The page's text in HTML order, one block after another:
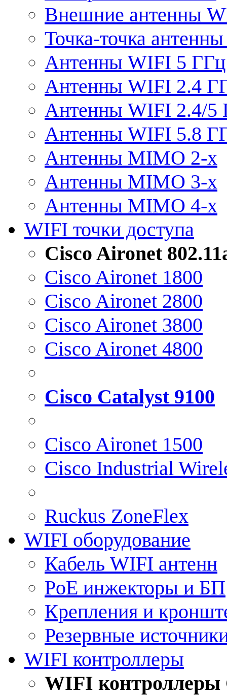
Внешние антенны
Точка-точка
Антенны WIFI 5 ГГц
Антенны WIFI 2.4
Антенны WIFI 2.4/5
Антенны WIFI 5.8
Антенны MIMO 2-x
Антенны MIMO 3-x
Антенны MIMO 4-x
WIFI точки доступа
Cisco Aironet
Cisco Aironet 1800
Cisco Aironet 2800
Cisco Aironet 3800
Cisco Aironet 4800
Cisco Catalyst 9100
Cisco Aironet 1500
Cisco Industrial
Ruckus ZoneFlex
WIFI оборудование
Кабель WIFI антенн
PoE инжекторы и БП
Крепления и
Резервные
WIFI контроллеры
WIFI контроллеры